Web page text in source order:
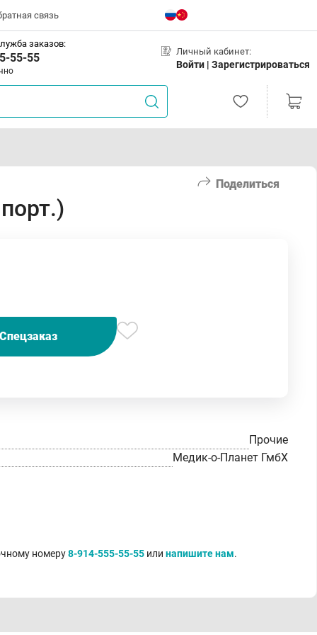
связь
заказов:
55-55 Личный кабинет:
Войти | Зарегистрироваться
Поделиться
Спецзаказ
Прочие
Медик-о-Планет ГмбХ
номеру8-914-555-55-55 или напишите нам.